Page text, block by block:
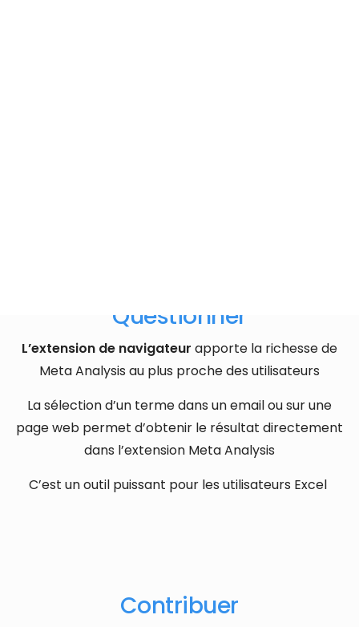
Questionner
L’extension de navigateur apporte la richesse de
Meta Analysis au plus proche des utilisateurs
La sélection d’un terme dans un email ou sur une
page web permet d’obtenir le résultat directement
dans l’extension Meta Analysis
C’est un outil puissant pour les utilisateurs Excel
Contribuer